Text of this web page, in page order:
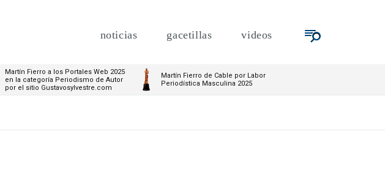
noticias gacetillas videos
Martín Fierro a los Portales Web 2025
en la categoría Periodismo de Autor
por el sitio Gustavosylvestre.com
Martín Fierro de Cable por Labor
Periodística Masculina 2025